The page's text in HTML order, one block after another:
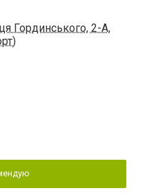
Гординського, 2-А,